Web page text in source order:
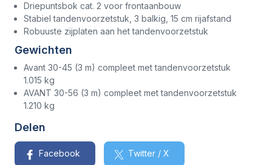
Driepuntsbok cat. 2 voor frontaanbouw
Stabiel tandenvoorzetstuk, 3 balkig, 15 cm rijafstand
Robuuste zijplaten aan het tandenvoorzetstuk
Gewichten
Avant 30-45 (3 m) compleet met tandenvoorzetstuk
1.015 kg
AVANT 30-56 (3 m) compleet met tandenvoorzetstuk
1.210 kg
Delen
Facebook Twitter / X